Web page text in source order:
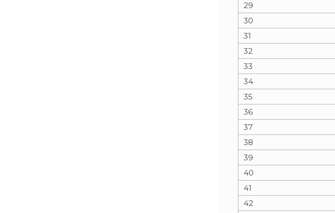
29
30
31
32
33
34
35
36
37
38
39
40
41
42